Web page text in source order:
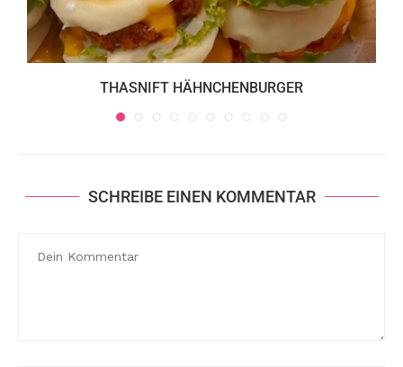
THASNIFT HÄHNCHENBURGER
SCHREIBE EINEN KOMMENTAR